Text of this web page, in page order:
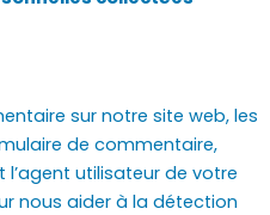
sur notre site web, les
de commentaire,
l’agent utilisateur de votre
nous aider à la détection